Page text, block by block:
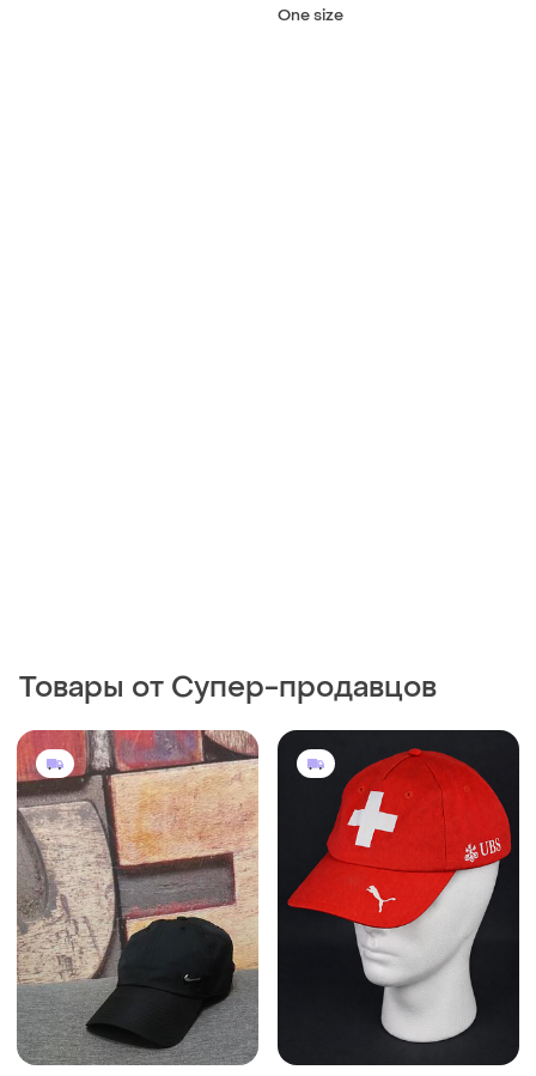
One size
Товары от Супер-продавцов